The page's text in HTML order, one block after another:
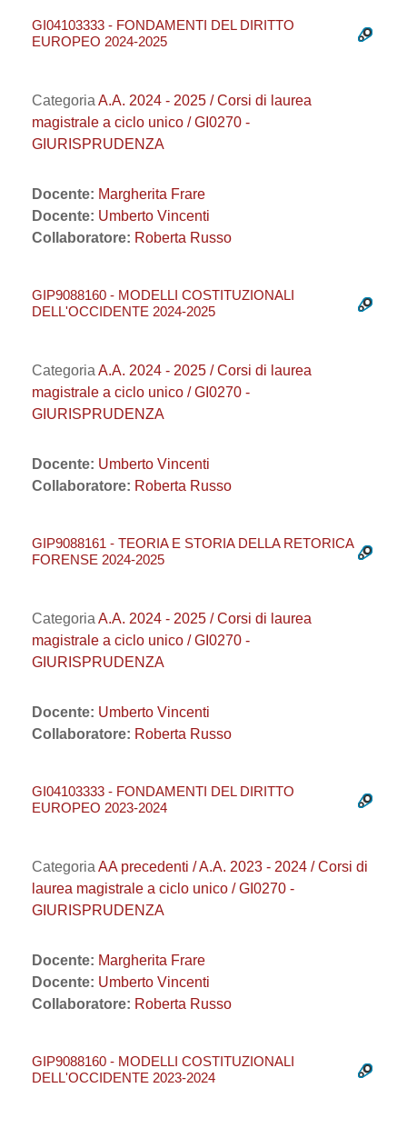
GI04103333 - FONDAMENTI DEL DIRITTO
EUROPEO 2024-2025
Categoria A.A. 2024 - 2025 / Corsi di laurea
magistrale a ciclo unico / GI0270 -
GIURISPRUDENZA
Docente: Margherita Frare
Docente: Umberto Vincenti
Collaboratore: Roberta Russo
GIP9088160 - MODELLI COSTITUZIONALI
DELL'OCCIDENTE 2024-2025
Categoria A.A. 2024 - 2025 / Corsi di laurea
magistrale a ciclo unico / GI0270 -
GIURISPRUDENZA
Docente: Umberto Vincenti
Collaboratore: Roberta Russo
GIP9088161 - TEORIA E STORIA DELLA RETORICA
FORENSE 2024-2025
Categoria A.A. 2024 - 2025 / Corsi di laurea
magistrale a ciclo unico / GI0270 -
GIURISPRUDENZA
Docente: Umberto Vincenti
Collaboratore: Roberta Russo
GI04103333 - FONDAMENTI DEL DIRITTO
EUROPEO 2023-2024
Categoria AA precedenti / A.A. 2023 - 2024 / Corsi di
laurea magistrale a ciclo unico / GI0270 -
GIURISPRUDENZA
Docente: Margherita Frare
Docente: Umberto Vincenti
Collaboratore: Roberta Russo
GIP9088160 - MODELLI COSTITUZIONALI
DELL'OCCIDENTE 2023-2024